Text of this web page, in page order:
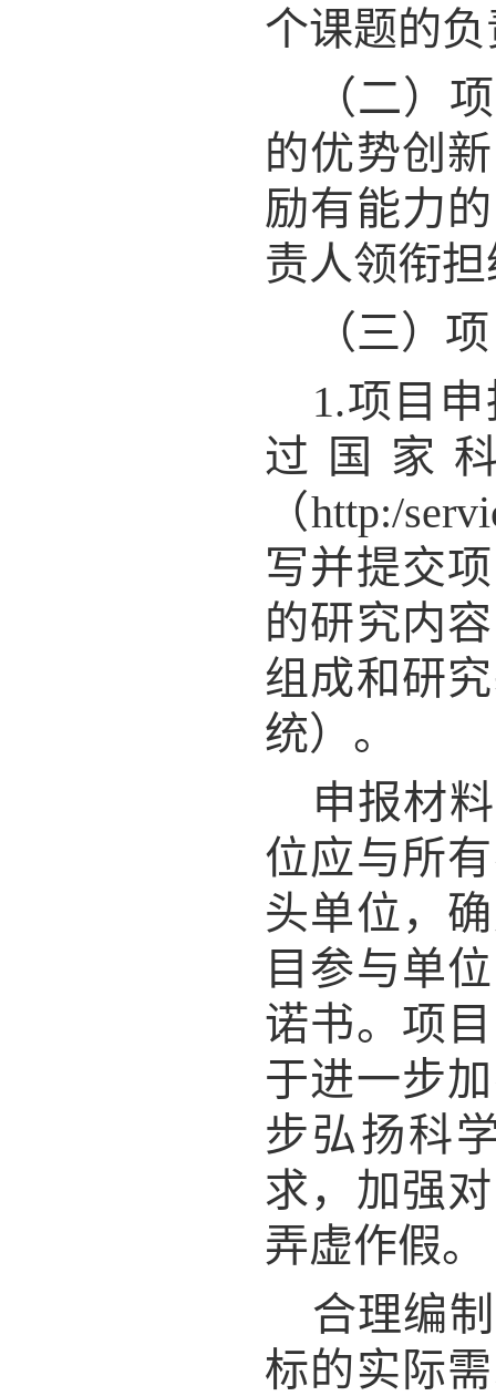
个课题的
（二）
的优势创
励有能力
责人领衔
（三）
1.项目
过国家
（http:/
写并提交
的研究内
组成和研
统）。
申报材
位应与所
头单位，
目参与单
诺书。项
于进一步
步弘扬科
求，加强
弄虚作假。
合理编
标的实际